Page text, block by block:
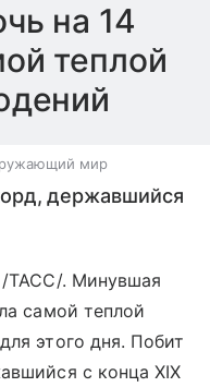
на 14
теплой
мир
державшийся
ТАСС/. Минувшая
самой теплой
этого дня. Побит
с конца XIX